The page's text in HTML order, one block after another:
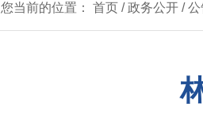
您当前的位置： 首页 /政务公开 /公